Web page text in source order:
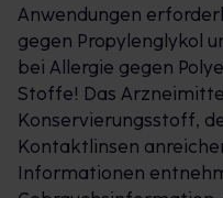
Die Vorteile von
Überblick:
Schnell: Wirken meist
helfen gegen lästige
juckende, tränende
für bis zu 24 Stunden
Anwendungen
gegen Propylenglykol
bei Allergie gegen
Stoffe! Das
Konservierungsstoff,
Kontaktlinsen
Informationen